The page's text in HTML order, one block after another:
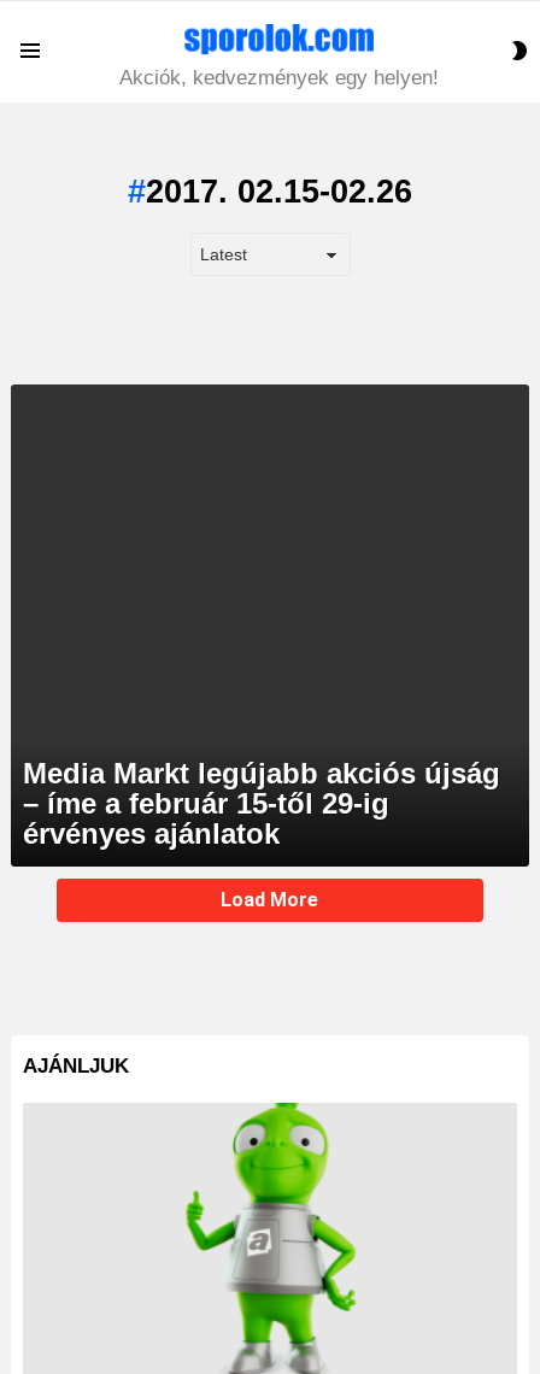
Akciók, kedvezmények egy helyen!
2017. 02.15-02.26
Media Markt legújabb akciós újság
– íme a február 15-től 29-ig
érvényes ajánlatok
MORE
STORIES
Load More
AJÁNLJUK